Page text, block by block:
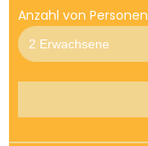
Anzahl von Personen